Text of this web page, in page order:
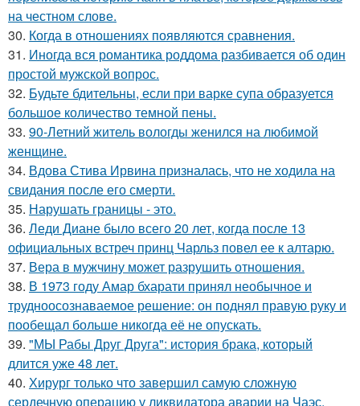
на честном слове.
30. Когда в отношениях появляются сравнения.
31. Иногда вся романтика роддома разбивается об один
простой мужской вопрос.
32. Будьте бдительны, если при варке супа образуется
большое количество темной пены.
33. 90-Летний житель вологды женился на любимой
женщине.
34. Вдова Стива Ирвина призналась, что не ходила на
свидания после его смерти.
35. Нарушать границы - это.
36. Леди Диане было всего 20 лет, когда после 13
официальных встреч принц Чарльз повел ее к алтарю.
37. Вера в мужчину может разрушить отношения.
38. В 1973 году Амар бхарати принял необычное и
трудноосознаваемое решение: он поднял правую руку и
пообещал больше никогда её не опускать.
39. "МЫ Рабы Друг Друга": история брака, который
длится уже 48 лет.
40. Хирург только что завершил самую сложную
сердечную операцию у ликвидатора аварии на Чаэс.